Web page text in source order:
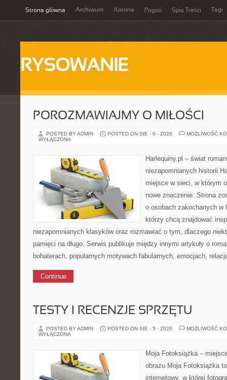
Strona główna Archiwum Korona Pogoń Spis Treści Tagi
RYSOWANIE
POROZMAWIAJMY O MIŁOŚCI
POSTED BY ADMIN POSTED ON SIE - 6 - 2026
MOŻLIWOŚĆ
WYŁĄCZONA
Harlequiny.pl – świat
niezapomnianych historii
miejsce w sieci, w którym
nowe znaczenie. Strona
o osobach zakochanych w
którzy chcą znajdować
niezapomnianych klasyków oraz rozmawiać o tym, dlaczego
pamięci na długo. Serwis publikuje między innymi artykuły o
bohaterach, popularnych motywach fabularnych, emocjach,
Continue
TESTY I RECENZJE SPRZĘTU
POSTED BY ADMIN POSTED ON SIE - 5 - 2026
MOŻLIWOŚĆ
WYŁĄCZONA
Moja Fotoksiążka –
obrazu Moja Fotoksiążka
internetowy, w której